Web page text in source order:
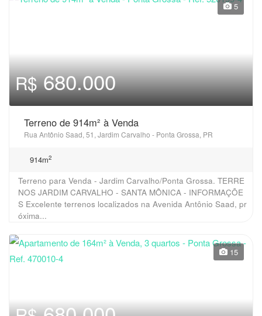
5
R$680.000
Terreno de 914m² à Venda
Rua Antônio Saad, 51, Jardim Carvalho - Ponta Grossa, PR
914m2
Terreno para Venda - Jardim Carvalho/Ponta Grossa. TERRE
NOS JARDIM CARVALHO - SANTA MÔNICA - INFORMAÇÕE
S Excelente terrenos localizados na Avenida Antônio Saad, pr
óxima...
15